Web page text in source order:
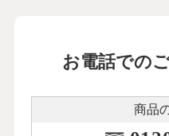
お電話での
商品